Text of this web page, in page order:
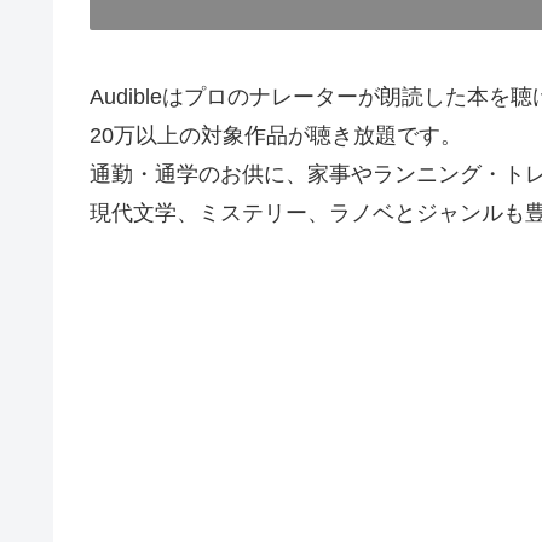
Audibleはプロのナレーターが朗読した本を聴
20万以上の対象作品が聴き放題です。
通勤・通学のお供に、家事やランニング・ト
現代文学、ミステリー、ラノベとジャンルも